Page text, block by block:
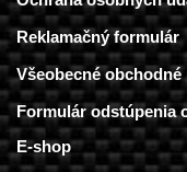
Reklamačný formulár
Všeobecné
Formulár odstúpenia
E-shop